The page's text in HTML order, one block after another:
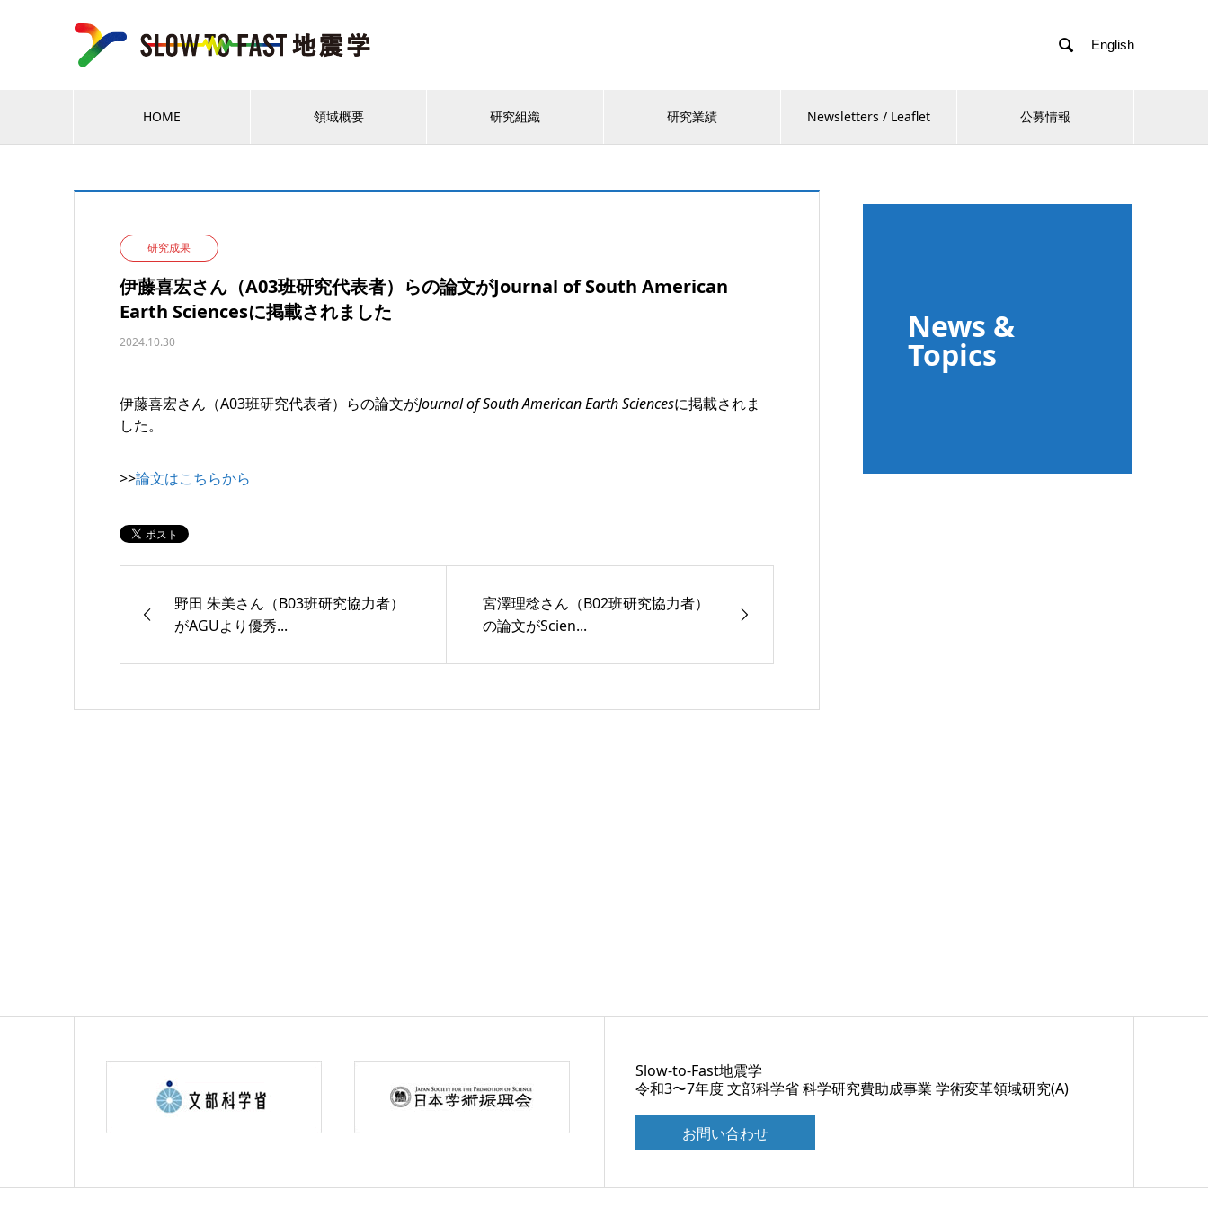
 English
HOME 領域概要 研究組織 研究業績 Newsletters / Leaflet 公募情報
News &
Topics
研究成果
伊藤喜宏さん（A03班研究代表者）らの論文がJournal of South American
Earth Sciencesに掲載されました
2024.10.30
伊藤喜宏さん（A03班研究代表者）らの論文がJournal of South American Earth Sciencesに掲載されま
した。
>>論文はこちらから
野田 朱美さん（B03班研究協力者）
がAGUより優秀...
宮澤理稔さん（B02班研究協力者）
の論文がScien...
Slow-to-Fast地震学
令和3〜7年度 文部科学省 科学研究費助成事業 学術変革領域研究(A)
お問い合わせ